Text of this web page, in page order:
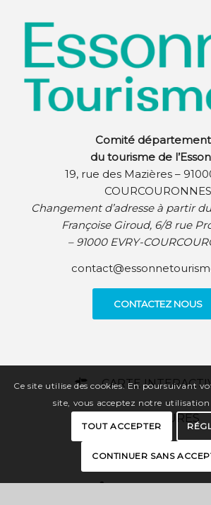
Comité
du tourisme de
19, rue des Mazières –
COURCOURONNES
Changement d’adresse à partir
Françoise Giroud, 6/8 rue
– 91000 EVRY-
CONTACTEZ NOUS
CARTE
BROCHURES
PRESSE
ESPACE PRO
Ce site utilise des cookies. En poursuivant
site, vous acceptez notre utilisation
TOUT ACCEPTER
CONTINUER SANS